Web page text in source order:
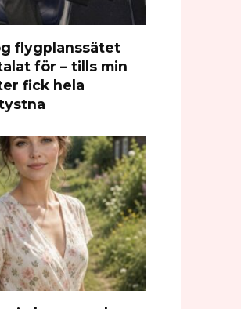
flygplanssätet
för – tills min
fick hela